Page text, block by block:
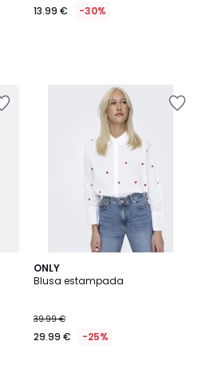
13.99 € -30%
ONLY
Blusa estampada
39.99 €
29.99 € -25%
4,1
/ 5